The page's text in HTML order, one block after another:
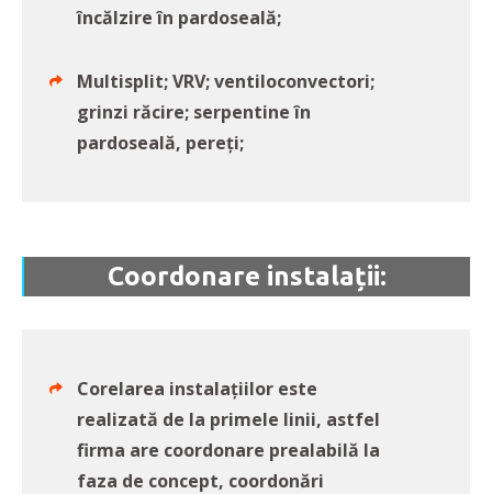
încălzire în pardoseală;
Multisplit; VRV; ventiloconvectori;
grinzi răcire; serpentine în
pardoseală, pereți;
Coordonare instalații:
Corelarea instalațiilor este
realizată de la primele linii, astfel
firma are coordonare prealabilă la
faza de concept, coordonări